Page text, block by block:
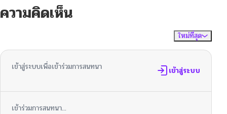
ตอนที่ 72
07/05/2025
ตอนที่ 70 07/05/2025
ความคิดเห็น
ใหม่ที่สุด
เข้าสู่ระบบเพื่อเข้าร่วมการสนทนา เข้าสู่ระบบ
เข้าร่วมการสนทนา...